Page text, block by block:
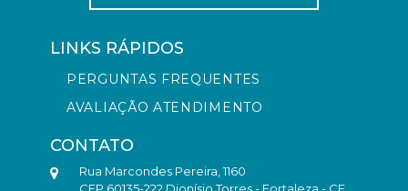
LINKS RÁPIDOS
PERGUNTAS FREQUENTES
AVALIAÇÃO ATENDIMENTO
CONTATO
Rua Marcondes Pereira, 1160
CEP 60135-222 Dionísio Torres - Fortaleza - CE